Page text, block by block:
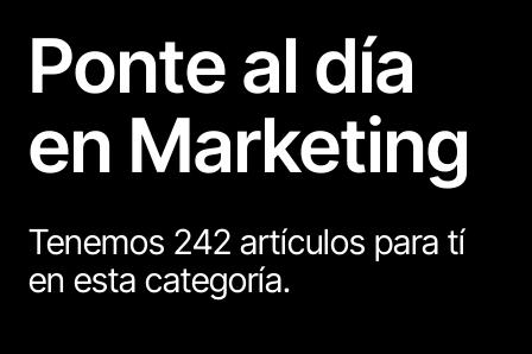
Ponte al día
en Marketing
Tenemos 242 artículos para tí
en esta categoría.